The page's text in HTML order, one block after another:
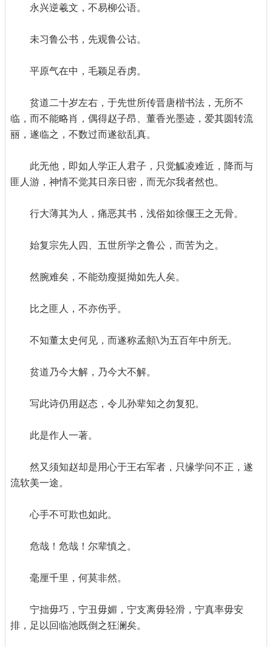
永兴逆羲文，不易柳公语。
未习鲁公书，先观鲁公诂。
平原气在中，毛颖足吞虏。
贫道二十岁左右，于先世所传晋唐楷书法，无所不
临，而不能略肖，偶得赵子昂、董香光墨迹，爱其圆转流
丽，遂临之，不数过而遂欲乱真。
此无他，即如人学正人君子，只觉觚凌难近，降而与
匪人游，神情不觉其日亲日密，而无尔我者然也。
行大薄其为人，痛恶其书，浅俗如徐偃王之无骨。
始复宗先人四、五世所学之鲁公，而苦为之。
然腕难矣，不能劲瘦挺拗如先人矣。
比之匪人，不亦伤乎。
不知董太史何见，而遂称孟頫\为五百年中所无。
贫道乃今大解，乃今大不解。
写此诗仍用赵态，令儿孙辈知之勿复犯。
此是作人一著。
然又须知赵却是用心于王右军者，只缘学问不正，遂
流软美一途。
心手不可欺也如此。
危哉！危哉！尔辈慎之。
毫厘千里，何莫非然。
宁拙毋巧，宁丑毋媚，宁支离毋轻滑，宁真率毋安
排，足以回临池既倒之狂澜矣。